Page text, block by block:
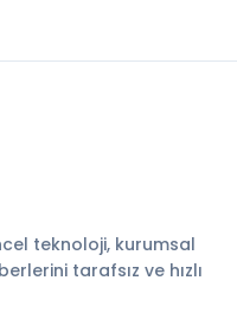
teknoloji, kurumsal
tarafsız ve hızlı